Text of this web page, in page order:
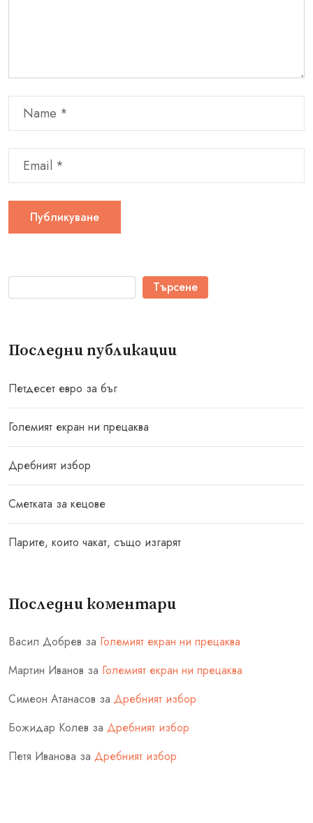
Търсене
Последни публикации
Петдесет евро за бъг
Големият екран ни прецаква
Дребният избор
Сметката за кецове
Парите, които чакат, също изгарят
Последни коментари
Васил Добрев за Големият екран ни прецаква
Мартин Иванов за Големият екран ни прецаква
Симеон Атанасов за Дребният избор
Божидар Колев за Дребният избор
Петя Иванова за Дребният избор